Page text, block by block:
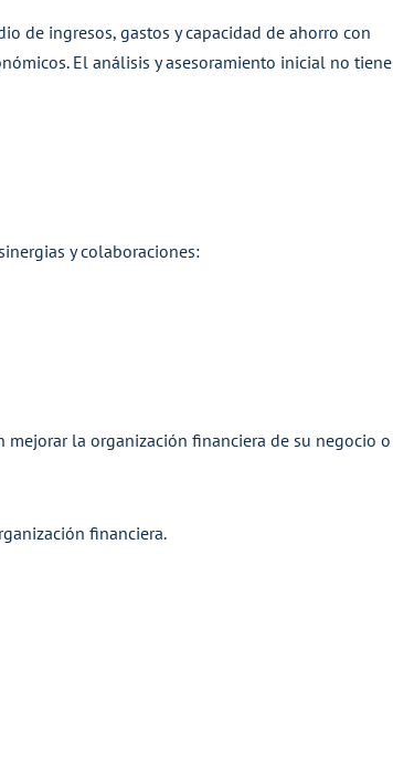
de ingresos, gastos y capacidad de ahorro con
El análisis y asesoramiento inicial no
y colaboraciones:
la organización financiera de su negocio o
financiera.